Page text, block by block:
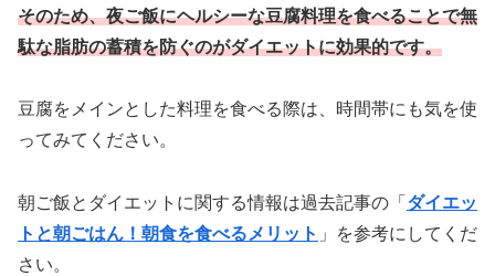
そのため、夜ご飯にヘルシーな豆腐料理を食べることで無
駄な脂肪の蓄積を防ぐのがダイエットに効果的です。
豆腐をメインとした料理を食べる際は、時間帯にも気を使
ってみてください。
朝ご飯とダイエットに関する情報は過去記事の「 ダイエッ
トと朝ごはん！朝食を食べるメリット 」を参考にしてくだ
さい。